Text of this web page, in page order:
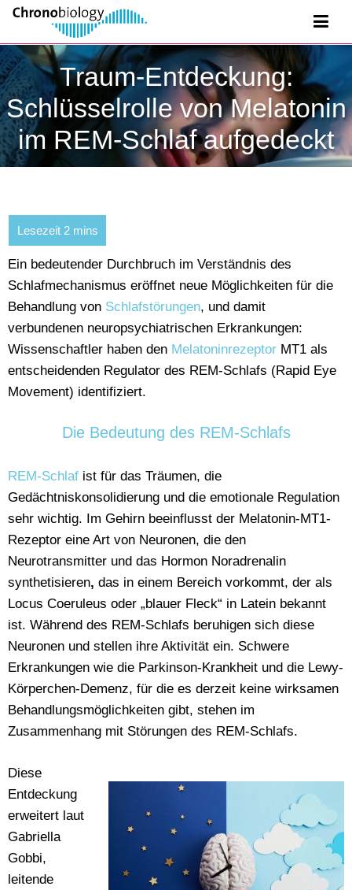
Traum-Entdeckung:
Schlüsselrolle von Melatonin
im REM-Schlaf aufgedeckt
Ein bedeutender Durchbruch im Verständnis des
Schlafmechanismus eröffnet neue Möglichkeiten für die
Behandlung von Schlafstörungen, und damit
verbundenen neuropsychiatrischen Erkrankungen:
Wissenschaftler haben den Melatoninrezeptor MT1 als
entscheidenden Regulator des REM-Schlafs (Rapid Eye
Movement) identifiziert.
Die Bedeutung des REM-Schlafs
REM-Schlaf ist für das Träumen, die
Gedächtniskonsolidierung und die emotionale Regulation
sehr wichtig. Im Gehirn beeinflusst der Melatonin-MT1-
Rezeptor eine Art von Neuronen, die den
Neurotransmitter und das Hormon Noradrenalin
synthetisieren, das in einem Bereich vorkommt, der als
Locus Coeruleus oder „blauer Fleck“ in Latein bekannt
ist. Während des REM-Schlafs beruhigen sich diese
Neuronen und stellen ihre Aktivität ein. Schwere
Erkrankungen wie die Parkinson-Krankheit und die Lewy-
Körperchen-Demenz, für die es derzeit keine wirksamen
Behandlungsmöglichkeiten gibt, stehen im
Zusammenhang mit Störungen des REM-Schlafs.
Diese
Entdeckung
erweitert laut
Gabriella
Gobbi,
leitende